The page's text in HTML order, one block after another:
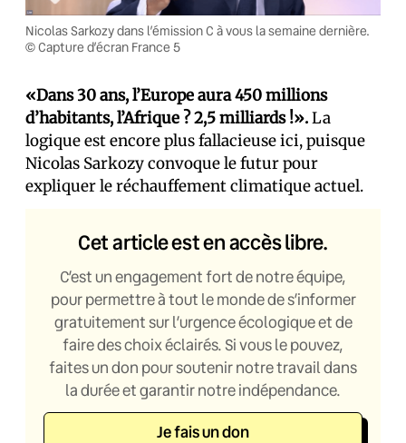
Nicolas Sarkozy dans l’émission C à vous la semaine dernière.
© Capture d’écran France 5
«Dans 30 ans, l’Europe aura 450 millions
d’habitants, l’Afrique ? 2,5 milliards !».La
logique est encore plus fallacieuse ici, puisque
Nicolas Sarkozy convoque le futur pour
expliquer le réchauffement climatique actuel.
Cet article est en accès libre.
C’est un engagement fort de notre équipe,
pour permettre à tout le monde de s’informer
gratuitement sur l’urgence écologique et de
faire des choix éclairés. Si vous le pouvez,
faites un don pour soutenir notre travail dans
la durée et garantir notre indépendance.
Je fais un don